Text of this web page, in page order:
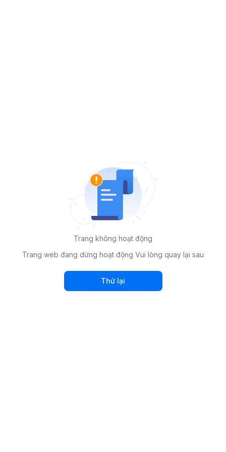
Trang không hoạt động
Trang web đang dừng hoạt động Vui lòng quay lại sau
Thử lại